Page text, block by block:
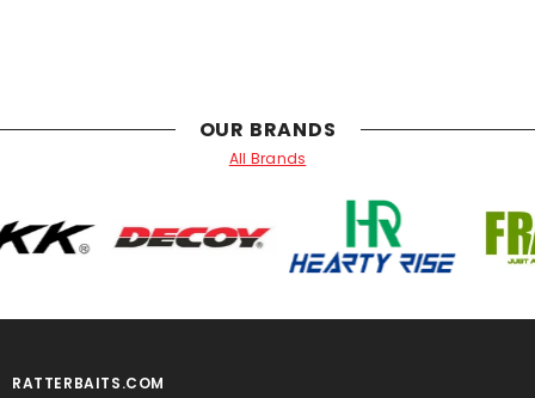
OUR BRANDS
All Brands
RATTERBAITS.COM